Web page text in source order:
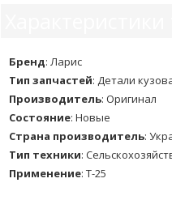
Бренд: Ларис
Тип запчастей: Детали
Производитель: Оригинал
Состояние: Новые
Страна производитель:
Тип техники:
Применение: Т-25